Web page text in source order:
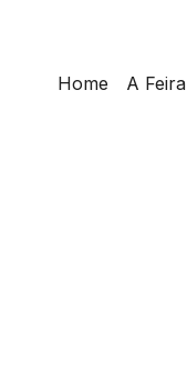
Home A Feira